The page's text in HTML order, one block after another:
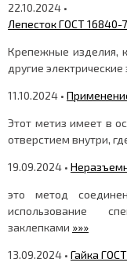
22.10.2024 •
Лепесток ГОСТ 16840-
Крепежные изделия,
другие
11.10.2024 •
Этот метиз имеет в
отверстием внутри,
19.09.2024 •
это метод
использование
заклепками »»»
13.09.2024 • Гайка